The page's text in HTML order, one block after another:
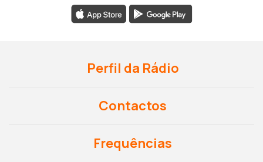
Perfil da Rádio
Contactos
Frequências